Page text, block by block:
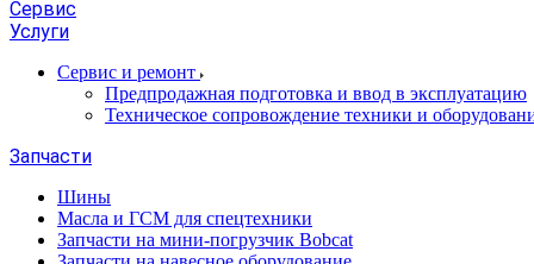
Сервис
Услуги
Сервис и ремонт
Предпродажная подготовка и ввод в эксплуатацию
Техническое сопровождение техники и
Запчасти
Шины
Масла и ГСМ для спецтехники
Запчасти на мини-погрузчик Bobcat